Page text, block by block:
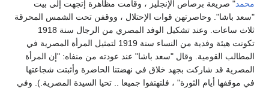
محمد" صريعة برصاص الإنجليز ، وقامت مظاهرة إتجهت إلى بيت
"سعد باشا". وحاصرتهن قوات الإحتلال ، ووقفن تحت الشمس المحرقة
ثلاث ساعات. وعند تشكيل الوفد المصري من الرجال سنة 1918
تكونت هيئة وفدية من النساء سنة 1919 لتمثيل المرأة المصرية في
المطالب القومية. وقال "سعد باشا" عند عودته من منفاه: "إن المرأة
المصرية قد شاركت بجهد خلاق في نهضتنا الحاضرة وأثبتت شجاعتها
في موقفها أيام الثورة" ، فلتهتفوا جميعا .. تحيا السيدة المصرية.). وفي